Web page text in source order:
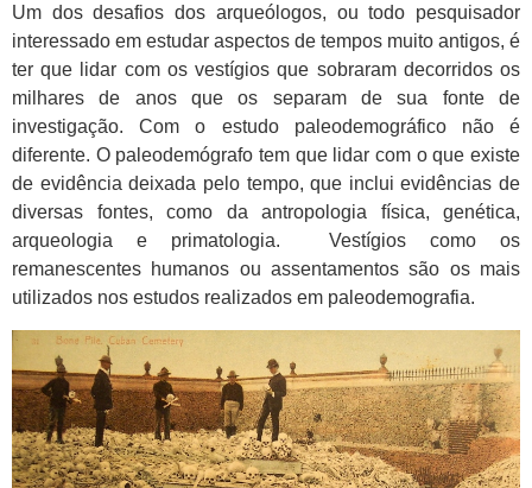
Um dos desafios dos arqueólogos, ou todo pesquisador
interessado em estudar aspectos de tempos muito antigos, é
ter que lidar com os vestígios que sobraram decorridos os
milhares de anos que os separam de sua fonte de
investigação. Com o estudo paleodemográfico não é
diferente. O paleodemógrafo tem que lidar com o que existe
de evidência deixada pelo tempo, que inclui evidências de
diversas fontes, como da antropologia física, genética,
arqueologia e primatologia. Vestígios como os
remanescentes humanos ou assentamentos são os mais
utilizados nos estudos realizados em paleodemografia.